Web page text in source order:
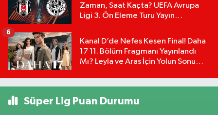
Zaman, Saat Kaçta? UEFA Avrupa
Ligi 3. Ön Eleme Turu Yayın
Kanal D’de Nefes Kesen Final! Daha
17 11. Bölüm Fragmanı Yayınlandı
Mı? Leyla ve Aras İçin Yolun Sonu
6
Süper Lig Puan Durumu